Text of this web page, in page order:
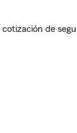
de